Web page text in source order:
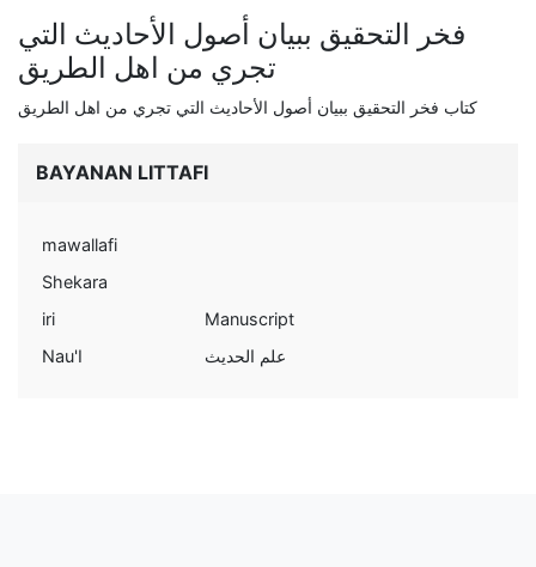
فخر التحقيق ببيان أصول الأحاديث التي
تجري من اهل الطريق
كتاب فخر التحقيق ببيان أصول الأحاديث التي تجري من اهل الطريق
BAYANAN LITTAFI
mawallafi
Shekara
iri
Manuscript
Nau'I
علم الحديث